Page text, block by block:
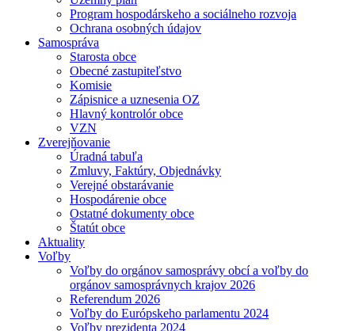
Program hospodárskeho a sociálneho rozvoja
Ochrana osobných údajov
Samospráva
Starosta obce
Obecné zastupiteľstvo
Komisie
Zápisnice a uznesenia OZ
Hlavný kontrolór obce
VZN
Zverejňovanie
Úradná tabuľa
Zmluvy, Faktúry, Objednávky
Verejné obstarávanie
Hospodárenie obce
Ostatné dokumenty obce
Štatút obce
Aktuality
Voľby
Voľby do orgánov samosprávy obcí a voľby do
orgánov samosprávnych krajov 2026
Referendum 2026
Voľby do Európskeho parlamentu 2024
Voľby prezidenta 2024